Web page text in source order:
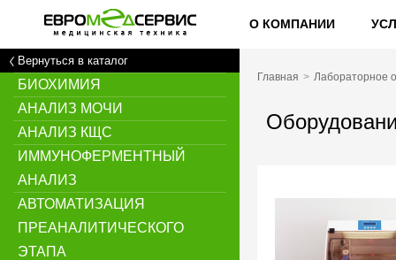
О КОМПАНИИ
Вернуться в каталог
БИОХИМИЯ
АНАЛИЗ МОЧИ
АНАЛИЗ КЩС
ИММУНОФЕРМЕНТНЫЙ
АНАЛИЗ
АВТОМАТИЗАЦИЯ
ПРЕАНАЛИТИЧЕСКОГО
ЭТАПА
Главная Лабораторное